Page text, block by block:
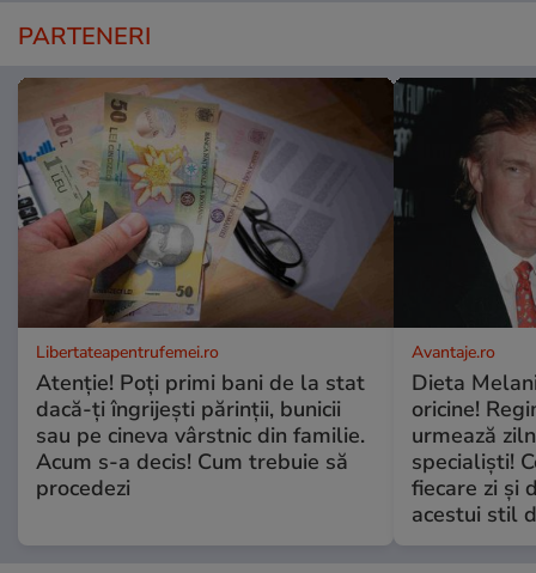
PARTENERI
Libertateapentrufemei.ro
Atenție! Poți primi bani de la stat
dacă-ți îngrijești părinții, bunicii
sau pe cineva vârstnic din familie.
Acum s-a decis! Cum trebuie să
procedezi
Avantaje.ro
Dieta
oricine!
urmează
specialiști!
fiecare zi și
acestui stil